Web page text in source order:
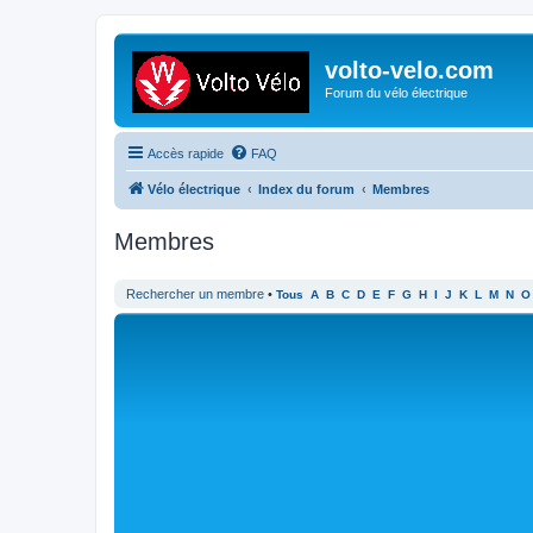
volto-velo.com
Forum du vélo électrique
Accès rapide FAQ
Vélo électrique Index du forum Membres
Membres
Rechercher un membre • Tous A B C D E F G H I J K L M N O